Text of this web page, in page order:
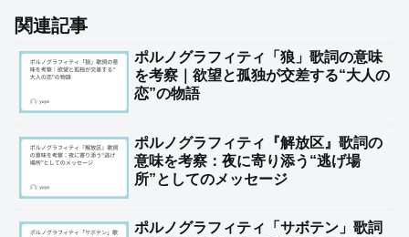
関連記事
ポルノグラフィティ「狼」歌詞の意味
を考察｜欲望と孤独が交差する“大人の
恋”の物語
ポルノグラフィティ『解放区』歌詞の
意味を考察：夜に寄り添う“逃げ場
所”としてのメッセージ
ポルノグラフィティ「サボテン」歌詞